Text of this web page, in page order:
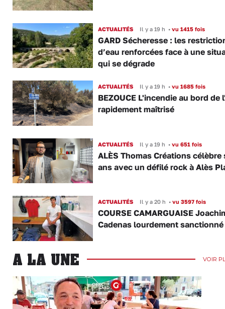
ACTUALITÉS Il y a 19 h •vu 1415 fois
GARD Sécheresse : les
d’eau renforcées face à une
qui se dégrade
ACTUALITÉS Il y a 19 h •vu 1685 fois
BEZOUCE L'incendie au bord de
rapidement maîtrisé
ACTUALITÉS Il y a 19 h •vu 651 fois
ALÈS Thomas Créations célèbre
ans avec un défilé rock à Alès
ACTUALITÉS Il y a 20 h •vu 3597 fois
COURSE CAMARGUAISE
Cadenas lourdement sanctionné
A LA UNE VOIR